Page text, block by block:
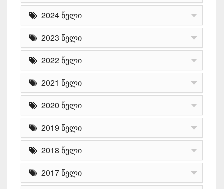
2024 წელი
2023 წელი
2022 წელი
2021 წელი
2020 წელი
2019 წელი
2018 წელი
2017 წელი